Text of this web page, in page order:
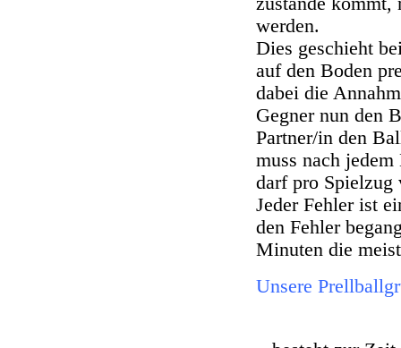
werden.
Dies geschieht
auf den Boden
dabei die
Gegner nun den
Partner/in den
muss nach
darf pro Spielzug
Jeder Fehler ist
den Fehler
Minuten die
Unsere